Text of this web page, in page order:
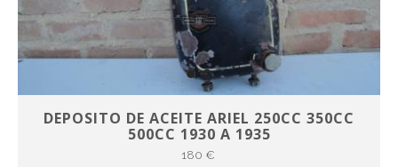
DEPOSITO DE ACEITE ARIEL 250CC 350CC
500CC 1930 A 1935
180 €